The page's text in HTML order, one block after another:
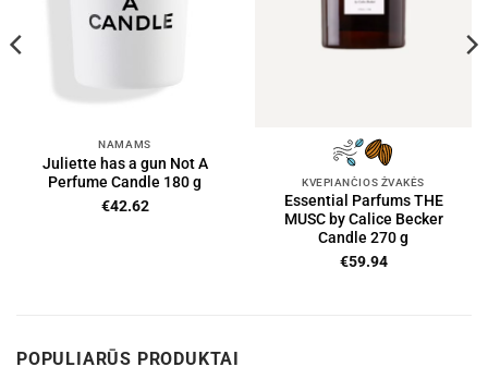
NAMAMS
Juliette has a gun Not A
Perfume Candle 180 g
€42.62
KVEPIANČIOS ŽVAKĖS
Essential Parfums THE
MUSC by Calice Becker
Candle 270 g
€59.94
POPULIARŪS PRODUKTAI